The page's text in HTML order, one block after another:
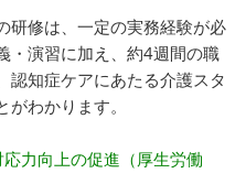
研修は、一定の実務経験が必
・演習に加え、約4週間の職
認知症ケアにあたる介護スタ
わかります。
力向上の促進（厚生労働